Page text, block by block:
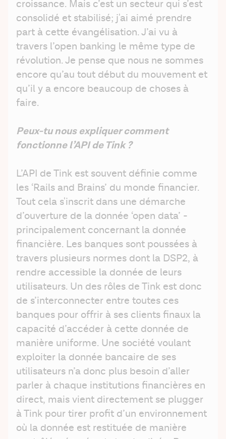
croissance. Mais c’est un secteur qui s’est
consolidé et stabilisé; j'ai aimé prendre
part à cette évangélisation. J’ai vu à
travers l’open banking le même type de
révolution. Je pense que nous ne sommes
encore qu’au tout début du mouvement et
qu’il y a encore beaucoup de choses à
faire.
Peux-tu nous expliquer comment
fonctionne l’API de Tink ?
L’API de Tink est souvent définie comme
les ‘Rails and Brains’ du monde financier.
Tout cela s'inscrit dans une démarche
d’ouverture de la donnée ‘open data’ -
principalement concernant la donnée
financière. Les banques sont poussées à
travers plusieurs normes dont la DSP2, à
rendre accessible la donnée de leurs
utilisateurs. Un des rôles de Tink est donc
de s’interconnecter entre toutes ces
banques pour offrir à ses clients finaux la
capacité d’accéder à cette donnée de
manière uniforme. Une société voulant
exploiter la donnée bancaire de ses
utilisateurs n’a donc plus besoin d’aller
parler à chaque institutions financières en
direct, mais vient directement se plugger
à Tink pour tirer profit d’un environnement
où la donnée est restituée de manière